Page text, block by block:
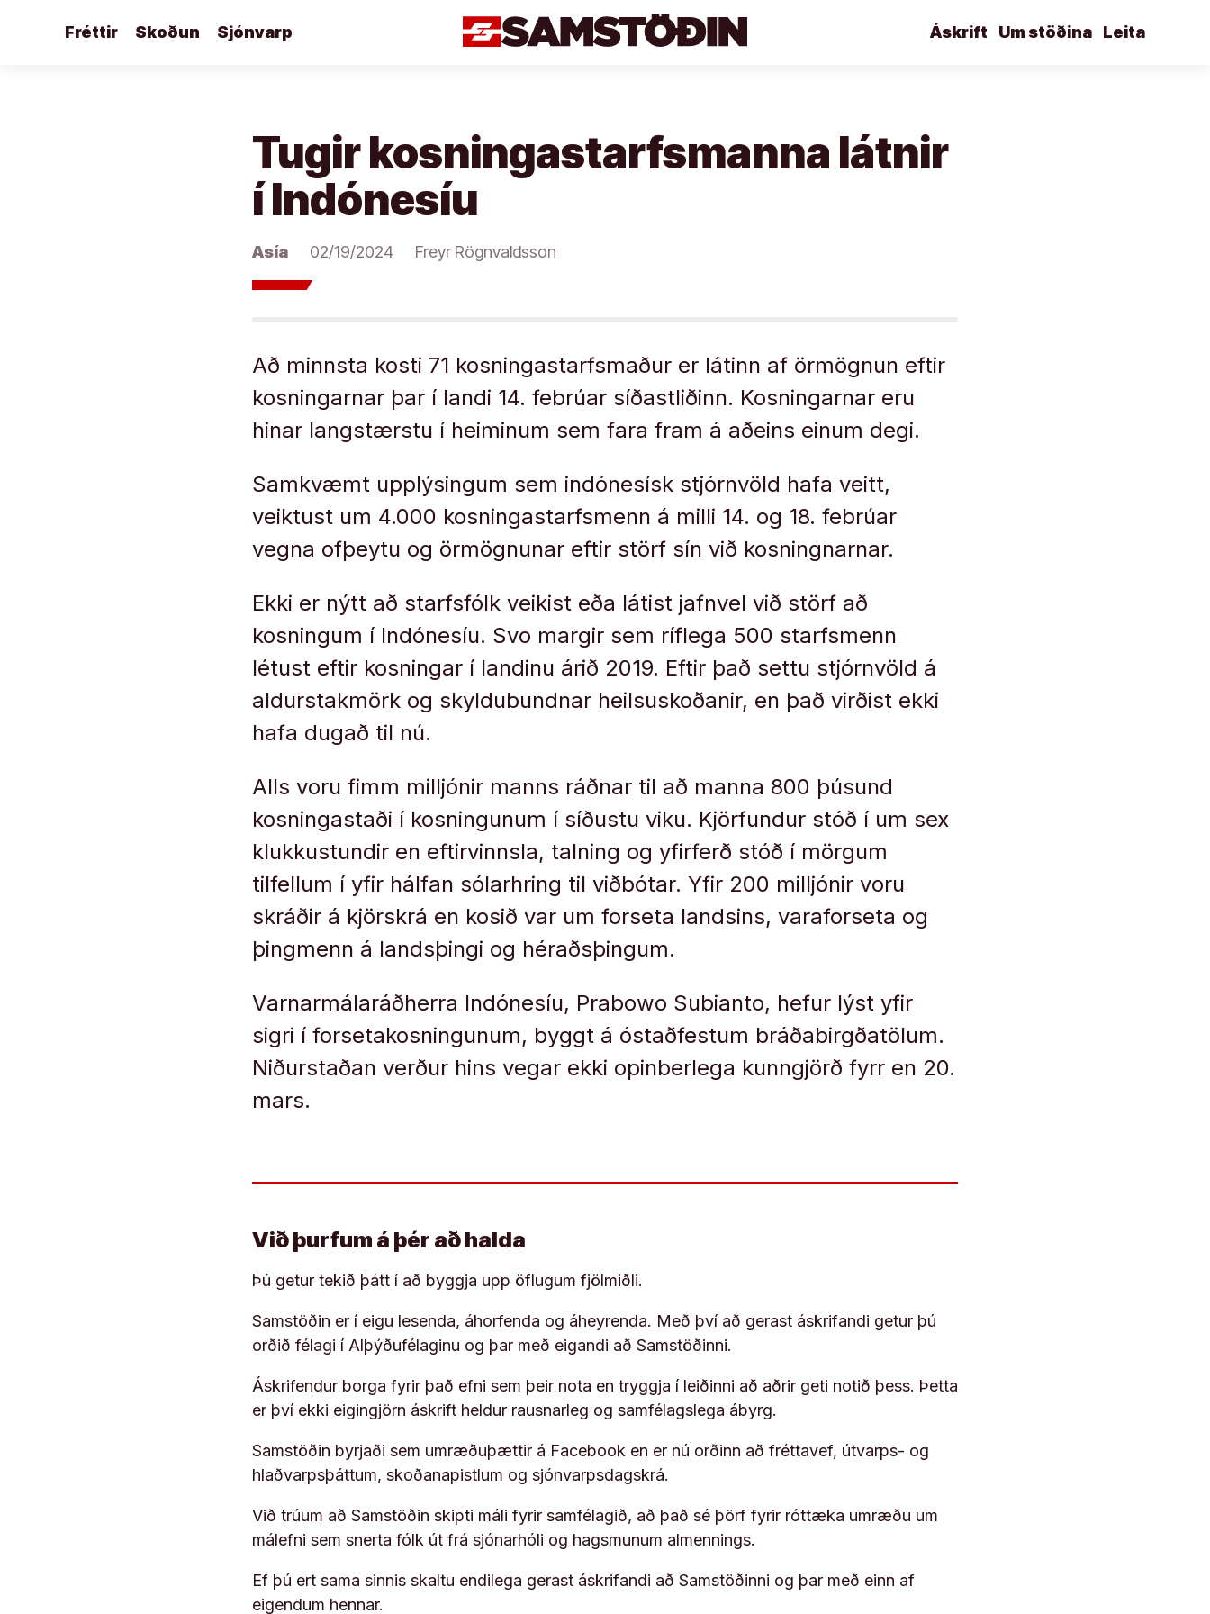
Fréttir Skoðun Sjónvarp Leita
Um stöðina
Áskrift
Tugir kosningastarfsmanna látnir
í Indónesíu
Asía 02/19/2024 Freyr Rögnvaldsson
Að minnsta kosti 71 kosningastarfsmaður er látinn af örmögnun eftir
kosningarnar þar í landi 14. febrúar síðastliðinn. Kosningarnar eru
hinar langstærstu í heiminum sem fara fram á aðeins einum degi.
Samkvæmt upplýsingum sem indónesísk stjórnvöld hafa veitt,
veiktust um 4.000 kosningastarfsmenn á milli 14. og 18. febrúar
vegna ofþeytu og örmögnunar eftir störf sín við kosningnarnar.
Ekki er nýtt að starfsfólk veikist eða látist jafnvel við störf að
kosningum í Indónesíu. Svo margir sem ríflega 500 starfsmenn
létust eftir kosningar í landinu árið 2019. Eftir það settu stjórnvöld á
aldurstakmörk og skyldubundnar heilsuskoðanir, en það virðist ekki
hafa dugað til nú.
Alls voru fimm milljónir manns ráðnar til að manna 800 þúsund
kosningastaði í kosningunum í síðustu viku. Kjörfundur stóð í um sex
klukkustundir en eftirvinnsla, talning og yfirferð stóð í mörgum
tilfellum í yfir hálfan sólarhring til viðbótar. Yfir 200 milljónir voru
skráðir á kjörskrá en kosið var um forseta landsins, varaforseta og
þingmenn á landsþingi og héraðsþingum.
Varnarmálaráðherra Indónesíu, Prabowo Subianto, hefur lýst yfir
sigri í forsetakosningunum, byggt á óstaðfestum bráðabirgðatölum.
Niðurstaðan verður hins vegar ekki opinberlega kunngjörð fyrr en 20.
mars.
Við þurfum á þér að halda
Þú getur tekið þátt í að byggja upp öflugum fjölmiðli.
Samstöðin er í eigu lesenda, áhorfenda og áheyrenda. Með því að gerast áskrifandi getur þú
orðið félagi í Alþýðufélaginu og þar með eigandi að Samstöðinni.
Áskrifendur borga fyrir það efni sem þeir nota en tryggja í leiðinni að aðrir geti notið þess. Þetta
er því ekki eigingjörn áskrift heldur rausnarleg og samfélagslega ábyrg.
Samstöðin byrjaði sem umræðuþættir á Facebook en er nú orðinn að fréttavef, útvarps- og
hlaðvarpsþáttum, skoðanapistlum og sjónvarpsdagskrá.
Við trúum að Samstöðin skipti máli fyrir samfélagið, að það sé þörf fyrir róttæka umræðu um
málefni sem snerta fólk út frá sjónarhóli og hagsmunum almennings.
Ef þú ert sama sinnis skaltu endilega gerast áskrifandi að Samstöðinni og þar með einn af
eigendum hennar.